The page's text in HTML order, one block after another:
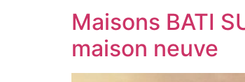
Maisons BATI
maison neuve